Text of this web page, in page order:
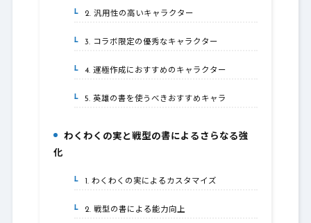
2-2.2. 汎用性の高いキャラクター
2-3.3. コラボ限定の優秀なキャラクター
2-4.4. 運極作成におすすめのキャラクター
2-5.5. 英雄の書を使うべきおすすめキャラ
3.わくわくの実と戦型の書によるさらなる強
化
3-1. 1. わくわくの実によるカスタマイズ
3-2.2. 戦型の書による能力向上